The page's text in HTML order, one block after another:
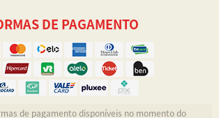
DE PAGAMENTO
de pagamento disponíveis no momento do